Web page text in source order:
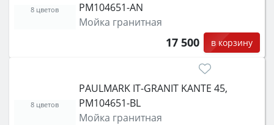
PM104651-AN
Мойка гранитная
17 500 в корзину
8 цветов
PAULMARK IT-GRANIT KANTE 45,
PM104651-BL
Мойка гранитная
8 цветов